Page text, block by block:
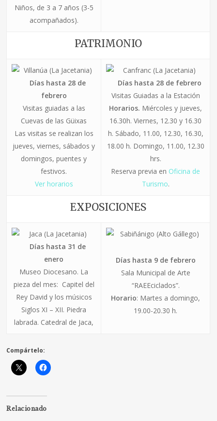
Niños, de 3 a 7 años (3-5
acompañados).
PATRIMONIO
Villanúa (La Jacetania)
Días hasta 28 de
febrero
Visitas guiadas a las
Cuevas de las Güixas
Las visitas se realizan los
jueves, viernes, sábados y
domingos, puentes y
festivos.
Ver horarios
Canfranc (La Jacetania)
Días hasta 28 de febrero
Visitas Guiadas a la Estación
Horarios. Miércoles y jueves,
16.30h. Viernes, 12.30 y 16.30
h. Sábado, 11.00, 12.30, 16.30,
18.00 h. Domingo, 11.00, 12.30
hrs.
Reserva previa en Oficina de
Turismo.
EXPOSICIONES
Jaca (La Jacetania)
Días hasta 31 de
enero
Museo Diocesano. La
pieza del mes: Capitel del
Rey David y los músicos
Siglos XI – XII. Piedra
labrada. Catedral de Jaca,
Sabiñánigo (Alto Gállego)
Días hasta 9 de febrero
Sala Municipal de Arte
“RAEEciclados”.
Horario: Martes a domingo,
19.00-20.30 h.
Compártelo:
Relacionado